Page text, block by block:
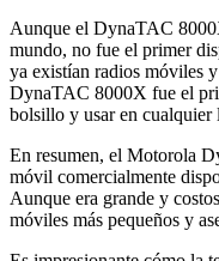
Aunque el DynaTAC
mundo, no fue el primer
ya existían radios móviles
DynaTAC 8000X fue el
bolsillo y usar en cualquier
En resumen, el Motorola
móvil comercialmente
Aunque era grande y
móviles más pequeños y